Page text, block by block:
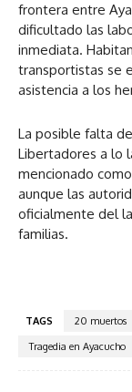
frontera entre
dificultado las
inmediata.
transportistas se
asistencia a los
La posible falta
Libertadores a lo
mencionado
aunque las
oficialmente del
familias.
TAGS 20 muertos
Tragedia en Ayacucho